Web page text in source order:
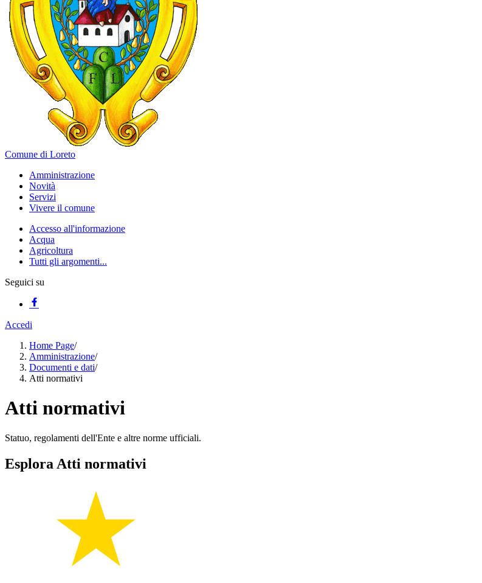
Comune di Loreto
Amministrazione
Novità
Servizi
Vivere il comune
Accesso all'informazione
Acqua
Agricoltura
Tutti gli argomenti...
Seguici su
Accedi
Home Page/
Amministrazione/
Documenti e dati/
Atti normativi
Atti normativi
Statuo, regolamenti dell'Ente e altre norme ufficiali.
Esplora Atti normativi